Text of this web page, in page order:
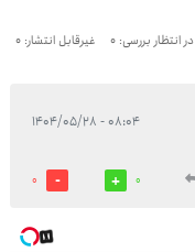
در انتظار بررسی: 0 غیرقابل انتشار: 0
۰۸:۰۴ - ۱۴۰۴/۰۵/۲۸
0
0